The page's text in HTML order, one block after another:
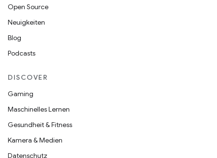
Open Source
Neuigkeiten
Blog
Podcasts
DISCOVER
Gaming
Maschinelles Lernen
Gesundheit & Fitness
Kamera & Medien
Datenschutz